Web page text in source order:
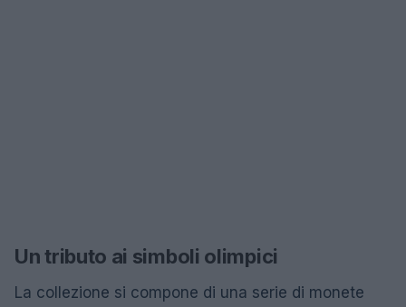
Un tributo ai simboli olimpici
La collezione si compone di una serie di monete